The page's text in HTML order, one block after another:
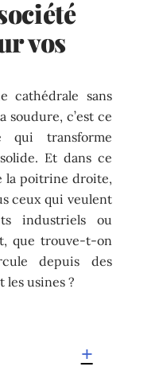
vos
cathédrale sans
soudure, c’est ce
transforme
Et dans ce
la poitrine droite,
ceux qui veulent
industriels ou
que trouve-t-on
depuis des
les usines ?